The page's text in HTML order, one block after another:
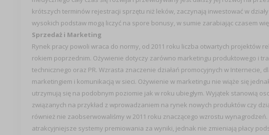
krótszych terminów rejestracji sprzętu niż leków, zaczynają inwestować w
wysokich podstaw mogą liczyć na spore bonusy, w sumie zarabiając czasem
Sprzedaż i Marketing
Rynek pracy powoli wraca do normy, od 2011 roku liczba otwartych projektów
rokiem poprzednim. Ożywienie dotyczy zarówno marketingu produktowego i
technicznego oraz PR. Wzrasta znaczenie działań promocyjnych w Internecie,
marketingiem i komunikacją w sieci. Ożywienie w marketingu nie wiąże się
utrzymują się na podobnym poziomie jak w roku ubiegłym. Wyjątek stanowią
związanych na przykład z wprowadzaniem na rynek nowych produktów czy
również nie zaobserwowaliśmy w 2011 roku znaczącego wzrostu
atrakcyjniejsze systemy premiowania za wyniki, jednak nie zmieniają płacy